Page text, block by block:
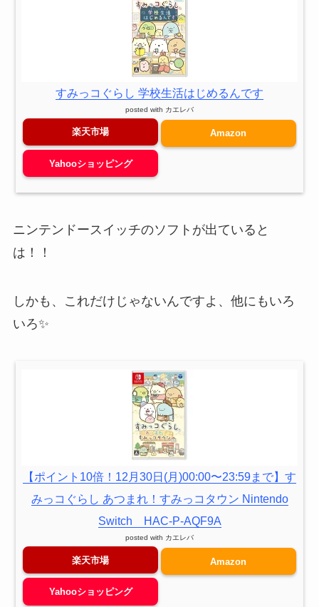
すみっコぐらし 学校生活はじめるんです
posted with カエレバ
楽天市場 Amazon
Yahooショッピング
ニンテンドースイッチのソフトが出ていると
は！！
しかも、これだけじゃないんですよ、他にもいろ
いろ✨
【ポイント10倍！12月30日(月)00:00〜23:59まで】す
みっコぐらし あつまれ！すみっコタウン Nintendo
Switch HAC-P-AQF9A
posted with カエレバ
楽天市場 Amazon
Yahooショッピング